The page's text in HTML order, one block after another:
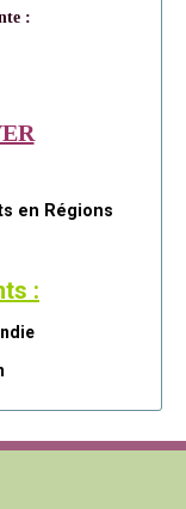
:
en Régions
: